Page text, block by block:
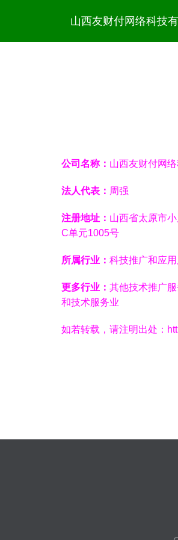
山西友财付网络科技
公司名称： 山西友财付网
法人代表： 周强
注册地址： 山西省太原市
C单元1005号
所属行业： 科技推广和应
更多行业： 其他技术推广
和技术服务业
如若转载，请注明出处：